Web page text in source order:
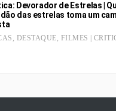
Devorador de Estrelas |
das estrelas toma um
, DESTAQUE, FILMES |